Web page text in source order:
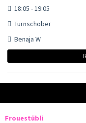
18:05 - 19:05
Turnschober
Benaja W
Frouestübli